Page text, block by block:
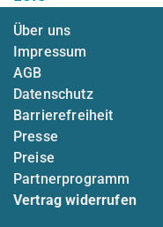
Über uns
Impressum
AGB
Datenschutz
Barrierefreiheit
Presse
Preise
Partnerprogramm
Vertrag widerrufen